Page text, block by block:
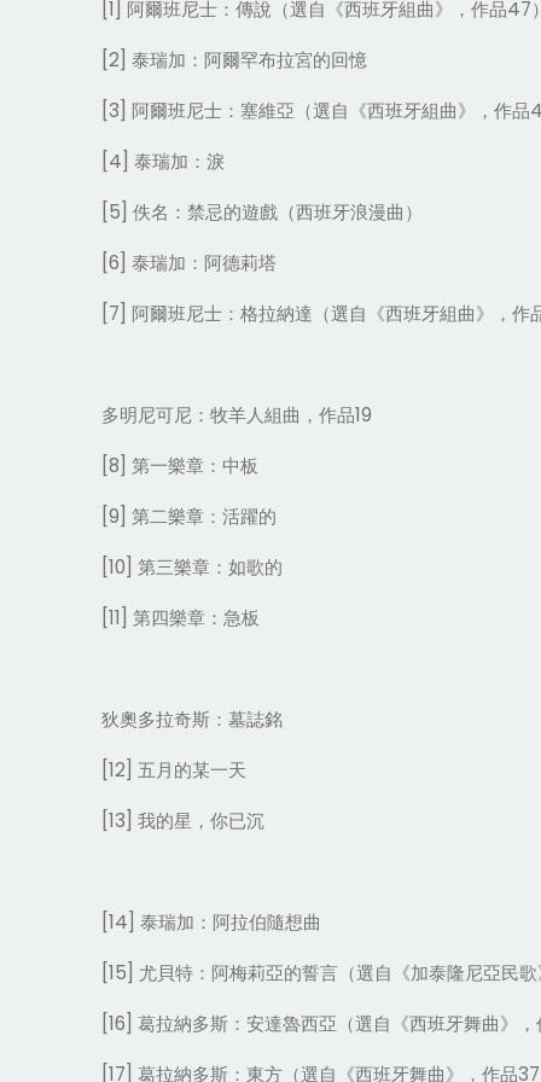
[1] 阿爾班尼士：傳說（選自《西班牙組曲》，作品47）
[2] 泰瑞加：阿爾罕布拉宮的回憶
[3] 阿爾班尼士：塞維亞（選自《西班牙組曲》，作品
[4] 泰瑞加：淚
[5] 佚名：禁忌的遊戲（西班牙浪漫曲）
[6] 泰瑞加：阿德莉塔
[7] 阿爾班尼士：格拉納達（選自《西班牙組曲》，作
多明尼可尼：牧羊人組曲，作品19
[8] 第一樂章：中板
[9] 第二樂章：活躍的
[10] 第三樂章：如歌的
[11] 第四樂章：急板
狄奧多拉奇斯：墓誌銘
[12] 五月的某一天
[13] 我的星，你已沉
[14] 泰瑞加：阿拉伯隨想曲
[15] 尤貝特：阿梅莉亞的誓言（選自《加泰隆尼亞民歌
[16] 葛拉納多斯：安達魯西亞（選自《西班牙舞曲》，
[17] 葛拉納多斯：東方（選自《西班牙舞曲》，作品37